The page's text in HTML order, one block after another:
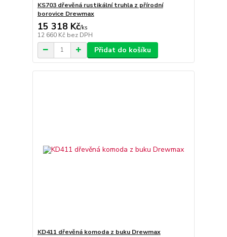
KS703 dřevěná rustikální truhla z přírodní
borovice Drewmax
15 318 Kč/ks
12 660 Kč bez DPH
Přidat do košíku
KD411 dřevěná komoda z buku Drewmax